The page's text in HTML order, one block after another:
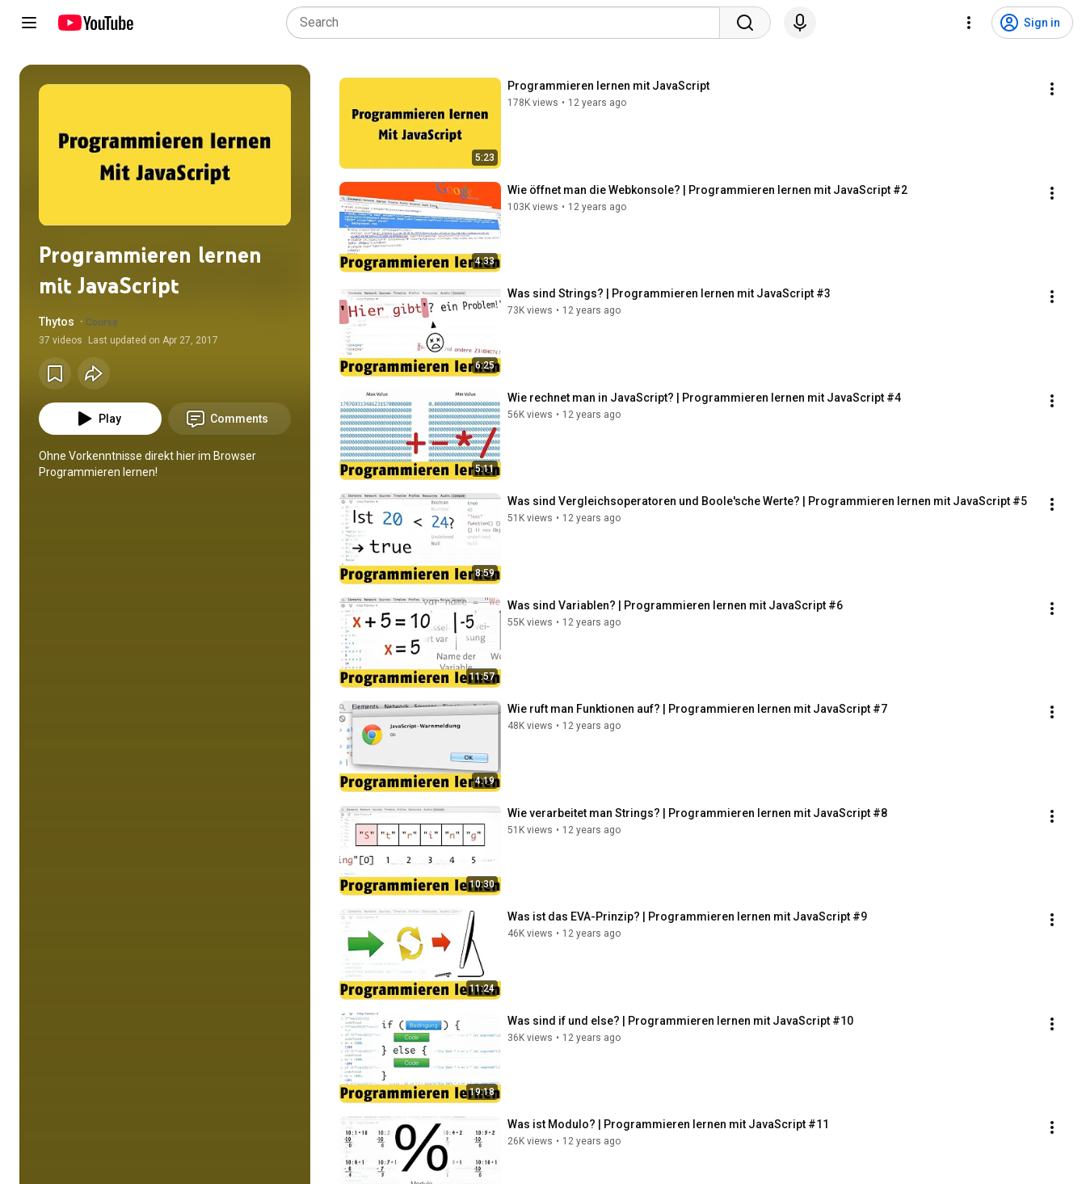
Sign in
Programmieren lernen
mit JavaScript
Thytos · Course
37 videos Last updated on Apr 27, 2017
Play Comments
Ohne Vorkenntnisse direkt hier im Browser
Programmieren lernen!
5:23
Programmieren lernen mit JavaScript
178K views • 12 years ago
4:33
Wie öffnet man die Webkonsole? | Programmieren lernen mit JavaScript #2
103K views • 12 years ago
6:25
Was sind Strings? | Programmieren lernen mit JavaScript #3
73K views • 12 years ago
5:11
Wie rechnet man in JavaScript? | Programmieren lernen mit JavaScript #4
56K views • 12 years ago
8:59
Was sind Vergleichsoperatoren und Boole'sche Werte? | Programmieren lernen mit JavaScript #5
51K views • 12 years ago
11:57
Was sind Variablen? | Programmieren lernen mit JavaScript #6
55K views • 12 years ago
4:19
Wie ruft man Funktionen auf? | Programmieren lernen mit JavaScript #7
48K views • 12 years ago
10:30
Wie verarbeitet man Strings? | Programmieren lernen mit JavaScript #8
51K views • 12 years ago
11:24
Was ist das EVA-Prinzip? | Programmieren lernen mit JavaScript #9
46K views • 12 years ago
19:18
Was sind if und else? | Programmieren lernen mit JavaScript #10
36K views • 12 years ago
Was ist Modulo? | Programmieren lernen mit JavaScript #11
26K views • 12 years ago